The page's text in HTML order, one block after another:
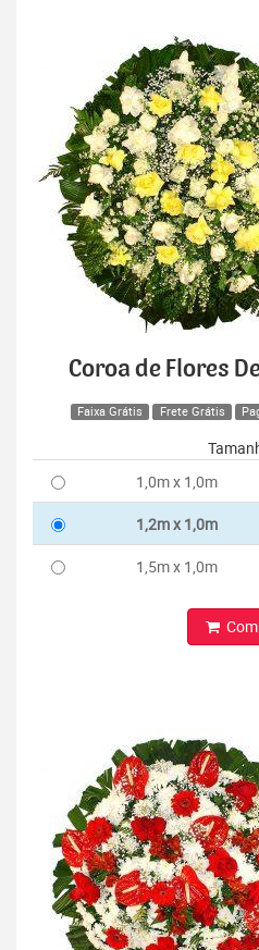
Coroa de Flores
Faixa Grátis Frete Grátis
1,0m x 1,0m
1,2m x 1,0m
1,5m x 1,0m